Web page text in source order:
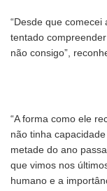
“Desde que
tentado
não consigo”,
“A forma como ele
não tinha
metade do ano
que vimos nos
humano e a